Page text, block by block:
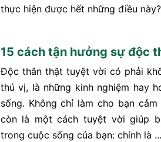
thực hiện được hết những điều này?
15 cách tận hưởng sự độc
Độc thân thật tuyệt vời có phải
thú vị, là những kinh nghiệm hay
sống. Không chỉ làm cho bạn
còn là một cách tuyệt vời giúp
trong cuộc sống của bạn: chính là ...